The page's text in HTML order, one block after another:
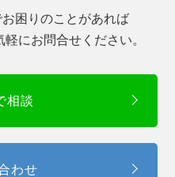
困りのことがあれば
にお問合せください。
相談
わせ